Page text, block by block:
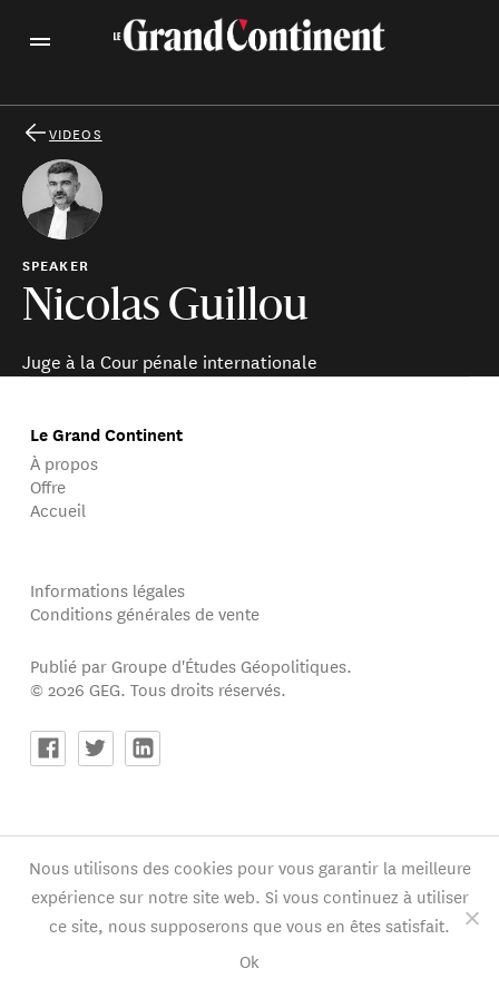
VIDEOS
SPEAKER
Nicolas Guillou
Juge à la Cour pénale internationale
Le Grand Continent
À propos
Offre
Accueil
Informations légales
Conditions générales de vente
Publié par Groupe d'Études Géopolitiques.
© 2026 GEG. Tous droits réservés.
Nous utilisons des cookies pour vous garantir la meilleure
expérience sur notre site web. Si vous continuez à utiliser
ce site, nous supposerons que vous en êtes satisfait.
Ok